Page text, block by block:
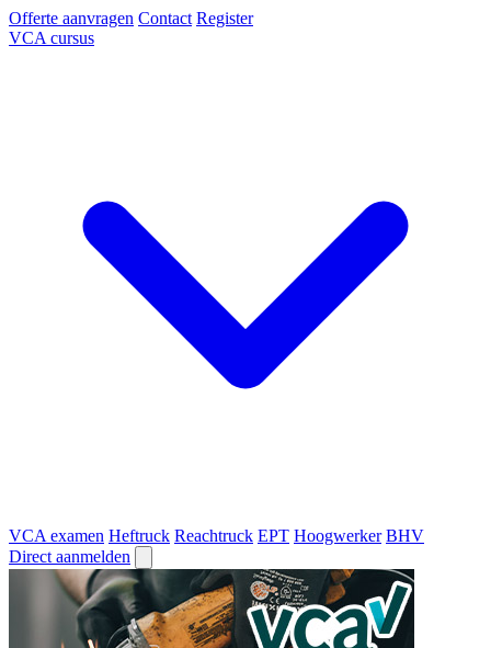
Offerte aanvragen Contact Register
VCA cursus
VCA examen Heftruck Reachtruck EPT Hoogwerker BHV
Direct aanmelden